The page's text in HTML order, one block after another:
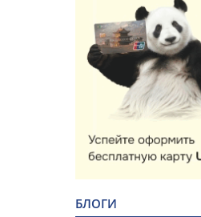
БЛОГИ